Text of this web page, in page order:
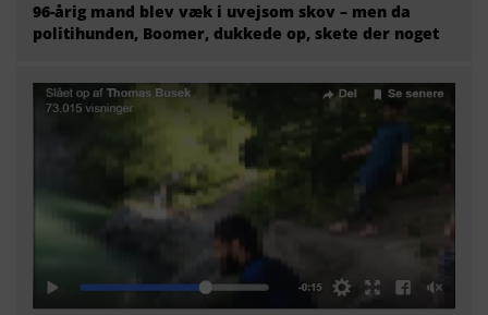
96-årig mand blev væk i uvejsom skov – men da
politihunden, Boomer, dukkede op, skete der noget